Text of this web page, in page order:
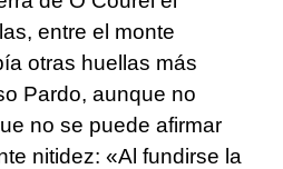
entre el monte
otras huellas más
Pardo, aunque no
no se puede afirmar
nitidez: «Al fundirse la